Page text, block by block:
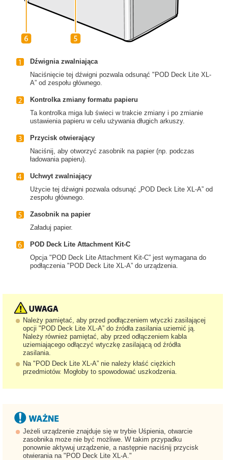
Dźwignia zwalniająca
Naciśnięcie tej dźwigni pozwala odsunąć "POD Deck Lite XL-
A” od zespołu głównego.
Kontrolka zmiany formatu papieru
Ta kontrolka miga lub świeci w trakcie zmiany i po zmianie
ustawienia papieru w celu używania długich arkuszy.
Przycisk otwierający
Naciśnij, aby otworzyć zasobnik na papier (np. podczas
ładowania papieru).
Uchwyt zwalniający
Użycie tej dźwigni pozwala odsunąć „POD Deck Lite XL-A” od
zespołu głównego.
Zasobnik na papier
Załaduj papier.
POD Deck Lite Attachment Kit-C
Opcja "POD Deck Lite Attachment Kit-C” jest wymagana do
podłączenia "POD Deck Lite XL-A” do urządzenia.
Należy pamiętać, aby przed podłączeniem wtyczki zasilającej
opcji "POD Deck Lite XL-A” do źródła zasilania uziemić ją.
Należy również pamiętać, aby przed odłączeniem kabla
uziemiającego odłączyć wtyczkę zasilającą od źródła
zasilania.
Na "POD Deck Lite XL-A” nie należy kłaść ciężkich
przedmiotów. Mogłoby to spowodować uszkodzenia.
Jeżeli urządzenie znajduje się w trybie Uśpienia, otwarcie
zasobnika może nie być możliwe. W takim przypadku
ponownie aktywuj urządzenie, a następnie naciśnij przycisk
otwierania na "POD Deck Lite XL-A."